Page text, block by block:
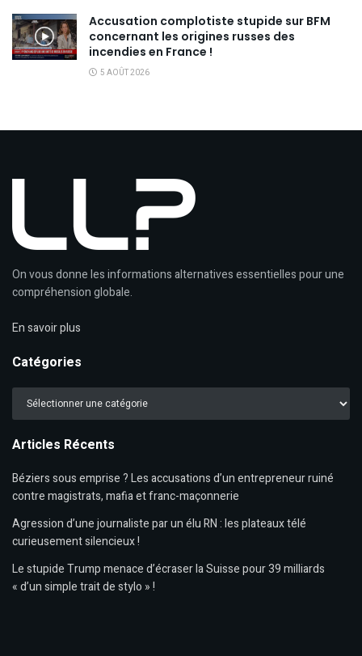
Accusation complotiste stupide sur BFM
concernant les origines russes des
incendies en France !
5 AOÛT 2026
On vous donne les informations alternatives essentielles pour une
compréhension globale.
En savoir plus
Catégories
Catégories
Articles Récents
Béziers sous emprise ? Les accusations d’un entrepreneur ruiné
contre magistrats, mafia et franc-maçonnerie
Agression d’une journaliste par un élu RN : les plateaux télé
curieusement silencieux !
Le stupide Trump menace d’écraser la Suisse pour 39 milliards
« d’un simple trait de stylo » !